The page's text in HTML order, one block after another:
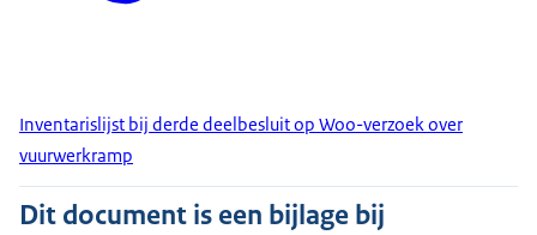
Inventarislijst bij derde deelbesluit op Woo-verzoek over
vuurwerkramp
Dit document is een bijlage bij